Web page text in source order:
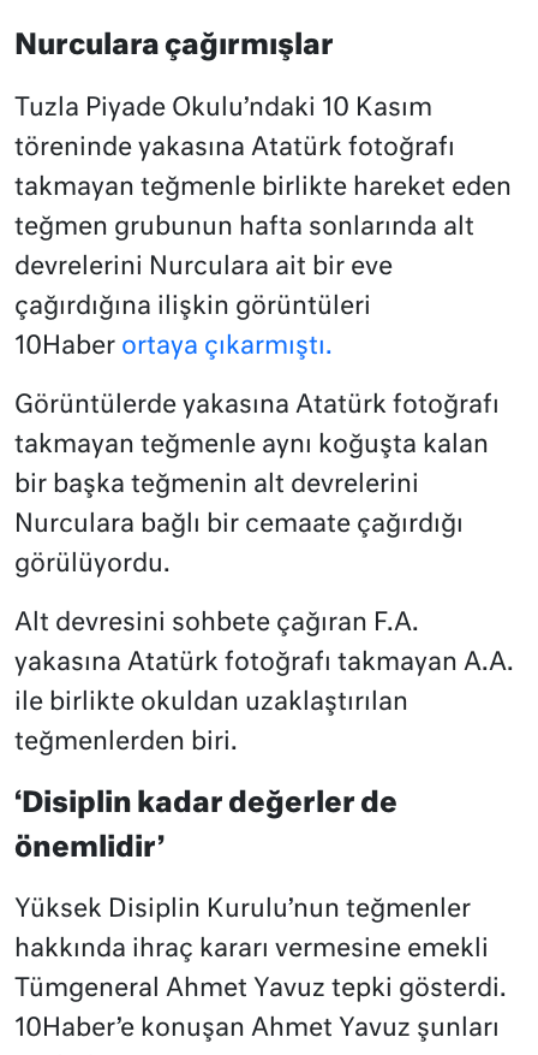
Nurculara çağırmışlar
Tuzla Piyade Okulu’ndaki 10 Kasım
töreninde yakasına Atatürk fotoğrafı
takmayan teğmenle birlikte hareket eden
teğmen grubunun hafta sonlarında alt
devrelerini Nurculara ait bir eve
çağırdığına ilişkin görüntüleri
10Haber ortaya çıkarmıştı.
Görüntülerde yakasına Atatürk fotoğrafı
takmayan teğmenle aynı koğuşta kalan
bir başka teğmenin alt devrelerini
Nurculara bağlı bir cemaate çağırdığı
görülüyordu.
Alt devresini sohbete çağıran F.A.
yakasına Atatürk fotoğrafı takmayan A.A.
ile birlikte okuldan uzaklaştırılan
teğmenlerden biri.
‘Disiplin kadar değerler de
önemlidir’
Yüksek Disiplin Kurulu’nun teğmenler
hakkında ihraç kararı vermesine emekli
Tümgeneral Ahmet Yavuz tepki gösterdi.
10Haber’e konuşan Ahmet Yavuz şunları